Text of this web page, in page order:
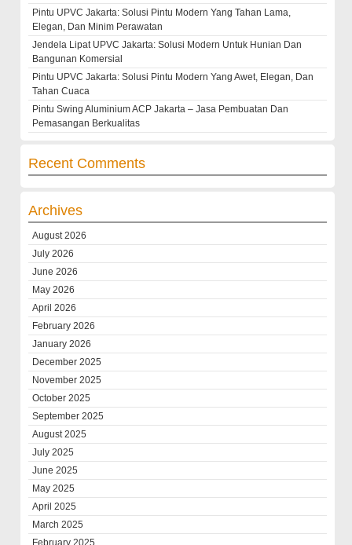
Pintu UPVC Jakarta: Solusi Pintu Modern Yang Tahan Lama,
Elegan, Dan Minim Perawatan
Jendela Lipat UPVC Jakarta: Solusi Modern Untuk Hunian Dan
Bangunan Komersial
Pintu UPVC Jakarta: Solusi Pintu Modern Yang Awet, Elegan, Dan
Tahan Cuaca
Pintu Swing Aluminium ACP Jakarta – Jasa Pembuatan Dan
Pemasangan Berkualitas
Recent Comments
Archives
August 2026
July 2026
June 2026
May 2026
April 2026
February 2026
January 2026
December 2025
November 2025
October 2025
September 2025
August 2025
July 2025
June 2025
May 2025
April 2025
March 2025
February 2025